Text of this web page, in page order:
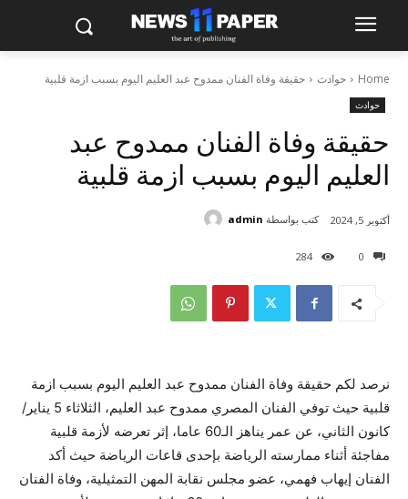
Home حوادث حقيقة وفاة الفنان ممدوح عبد العليم اليوم بسبب ازمة قلبية
حوادث
حقيقة وفاة الفنان ممدوح عبد
العليم اليوم بسبب ازمة قلبية
0
284
أكتوبر 5, 2024 كتب بواسطة admin
نرصد لكم حقيقة وفاة الفنان ممدوح عبد العليم اليوم بسبب ازمة
قلبية حيث توفي الفنان المصري ممدوح عبد العليم، الثلاثاء 5 يناير/
كانون الثاني، عن عمر يناهز الـ60 عاما، إثر تعرضه لأزمة قلبية
مفاجئة أثناء ممارسته الرياضة بإحدى قاعات الرياضة حيث أكد
الفنان إيهاب فهمي، عضو مجلس نقابة المهن التمثيلية، وفاة الفنان